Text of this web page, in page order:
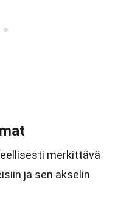
merkittävä
ja sen akselin